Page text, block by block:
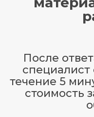
После
специалист
течение 5
стоимость